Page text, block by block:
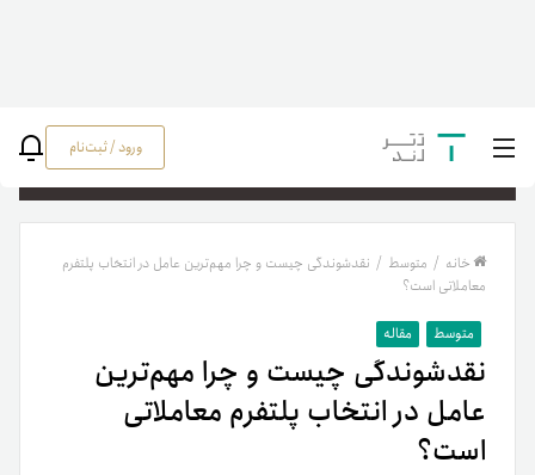
ورود / ثبت‌نام
خانه / متوسط / نقدشوندگی چیست و چرا مهم‌ترین عامل در انتخاب پلتفرم
معاملاتی است؟
متوسط مقاله
نقدشوندگی چیست و چرا مهم‌ترین
عامل در انتخاب پلتفرم معاملاتی
است؟